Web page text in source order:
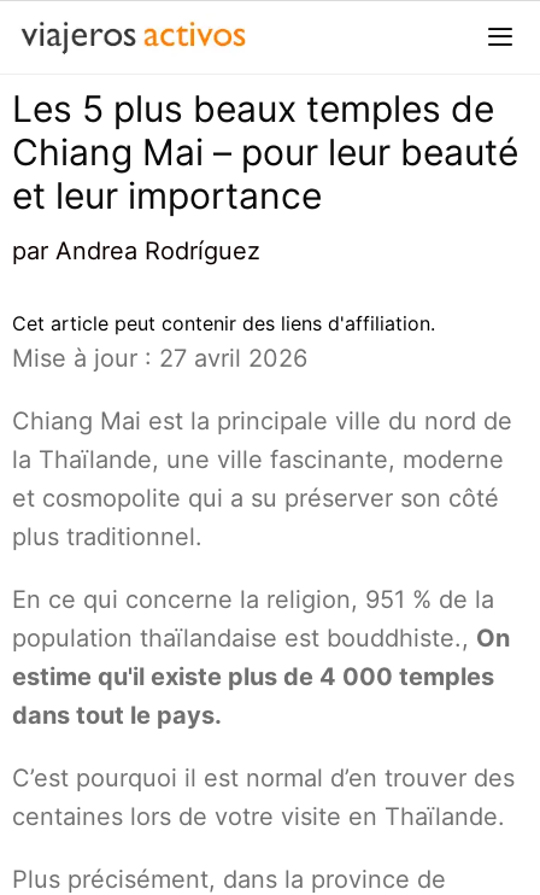
Passer
contenu
Les 5 plus beaux temples de
Chiang Mai – pour leur beauté
et leur importance
par Andrea Rodríguez
Cet article peut contenir des liens d'affiliation.
Mise à jour : 27 avril 2026
Chiang Mai est la principale ville du nord de
la Thaïlande, une ville fascinante, moderne
et cosmopolite qui a su préserver son côté
plus traditionnel.
En ce qui concerne la religion, 951 % de la
population thaïlandaise est bouddhiste., On
estime qu'il existe plus de 4 000 temples
dans tout le pays.
C’est pourquoi il est normal d’en trouver des
centaines lors de votre visite en Thaïlande.
Plus précisément, dans la province de